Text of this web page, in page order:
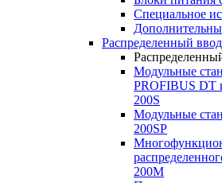
Специальное
Распределенный
Модульные
PROFIBUS DT
200S
Модульные
200SP
200M